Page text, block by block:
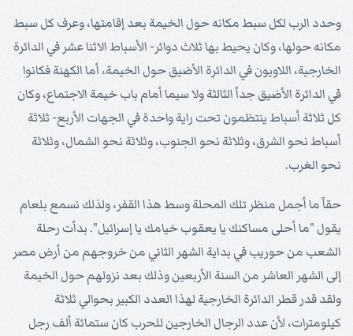
وحدد الرب لكل سبط مكانه حول الخيمة بعد إقامتها، وعرف كل سبط
مكانه حولها، وكان يحيط بها ثلاث دوائر- الأسباط الاثنا عشر في الدائرة
الخارجية، اللاويون في الدائرة الأضيق حول الخيمة، أما الكهنة فكانوا
في الدائرة الأضيق جداً الثالثة ولا سيما أمام باب خيمة الاجتماع، وكان
كل ثلاثة أسباط ينتظمون تحت راية واحدة في الجهات الأربع- ثلاثة
أسباط نحو الشرق، وثلاثة نحو الجنوب، وثلاثة نحو الشمال، وثلاثة
نحو الغرب.
حقاً ما أجمل منظر تلك المحلة وسط هذا القفر، ولذلك نسمع بلعام
يقول "ما أحلى مساكنك يا يعقوب خيامك يا إسرائيل". بدأت رحلة
الشعب من حوريب في بداية الشهر الثاني من خروجهم من أرض مصر
إلى الشهر العاشر من السنة الأربعين وذلك بعد نزولهم حول الخيمة
ولقد قدر قطر الدائرة الخارجية لهذا العدد الكبير بحوالي ثلاثة
كيلومترات، لأن عدد الرجال الخارجين للحرب كان ستمائة ألف رجل